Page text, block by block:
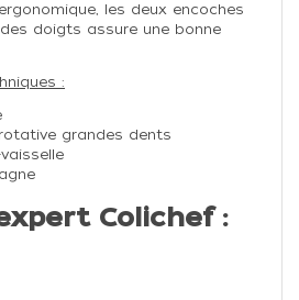
les deux encoches
doigts assure une bonne
:
grandes dents
Colichef :